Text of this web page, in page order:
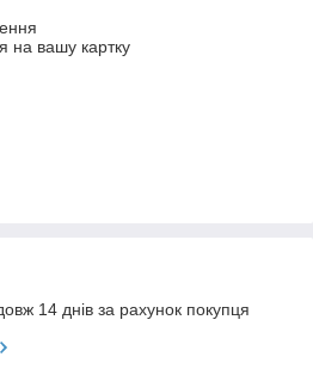
на вашу картку
14 днів за рахунок покупця